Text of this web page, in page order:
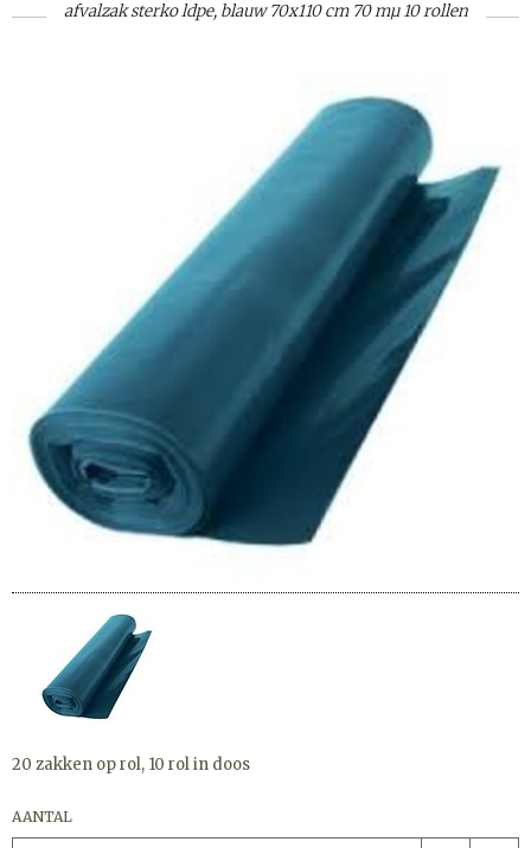
afvalzak sterko ldpe, blauw 70x110 cm 70 mµ 10 rollen
20 zakken op rol, 10 rol in doos
AANTAL